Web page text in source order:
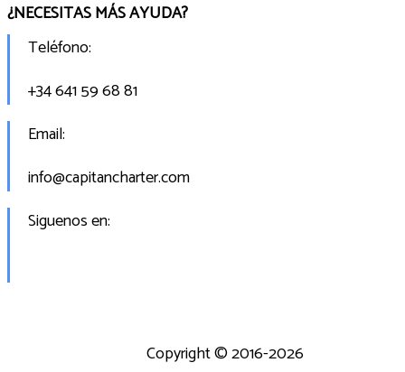
¿NECESITAS MÁS AYUDA?
Teléfono:
+34 641 59 68 81
Email:
info@capitancharter.com
Siguenos en:
Copyright © 2016-2026